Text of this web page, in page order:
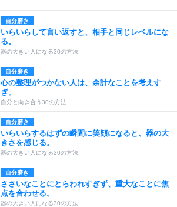
自分磨き
いらいらして言い返すと、相手と同じレベルにな
る。
器の大きい人になる30の方法
自分磨き
心の整理がつかない人は、余計なことを考えす
ぎ。
自分と向き合う30の方法
自分磨き
いらいらするはずの瞬間に笑顔になると、器の大
きさを感じる。
器の大きい人になる30の方法
自分磨き
ささいなことにとらわれすぎず、重大なことに焦
点を合わせる。
器の大きい人になる30の方法